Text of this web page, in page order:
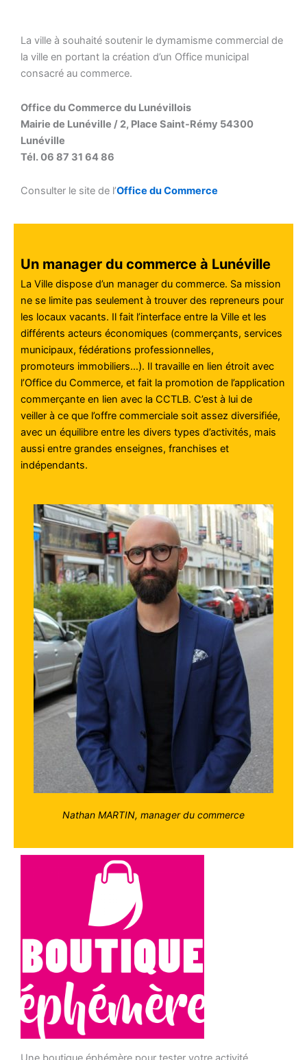
La ville à souhaité soutenir le dymamisme commercial de
la ville en portant la création d’un Office municipal
consacré au commerce.
Office du Commerce du Lunévillois
Mairie de Lunéville / 2, Place Saint-Rémy 54300
Lunéville
Tél. 06 87 31 64 86
Consulter le site de l’Office du Commerce
Un manager du commerce à Lunéville
La Ville dispose d’un manager du commerce. Sa mission
ne se limite pas seulement à trouver des repreneurs pour
les locaux vacants. Il fait l’interface entre la Ville et les
différents acteurs économiques (commerçants, services
municipaux, fédérations professionnelles,
promoteurs immobiliers…). Il travaille en lien étroit avec
l’Office du Commerce, et fait la promotion de l’application
commerçante en lien avec la CCTLB. C’est à lui de
veiller à ce que l’offre commerciale soit assez diversifiée,
avec un équilibre entre les divers types d’activités, mais
aussi entre grandes enseignes, franchises et
indépendants.
Nathan MARTIN, manager du commerce